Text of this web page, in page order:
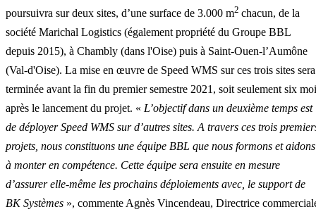
poursuivra sur deux sites, d’une surface de 3.000 m2 chacun, de la
société Marichal Logistics (également propriété du Groupe BBL
depuis 2015), à Chambly (dans l'Oise) puis à Saint-Ouen-l’Aumône
(Val-d'Oise). La mise en œuvre de Speed WMS sur ces trois sites sera
terminée avant la fin du premier semestre 2021, soit seulement six
après le lancement du projet. « L’objectif dans un deuxième temps est
de déployer Speed WMS sur d’autres sites. A travers ces trois
projets, nous constituons une équipe BBL que nous formons et aidons
à monter en compétence. Cette équipe sera ensuite en mesure
d’assurer elle-même les prochains déploiements avec, le support de
BK Systèmes », commente Agnès Vincendeau, Directrice